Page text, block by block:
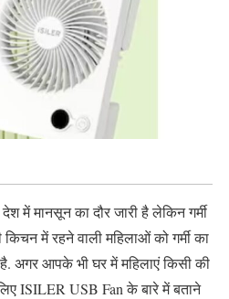
में मानसून का दौर जारी है लेकिन गर्मी
में रहने वाली महिलाओं को गर्मी का
अगर आपके भी घर में महिलाएं किसी की
ISILER USB Fan के बारे में बताने